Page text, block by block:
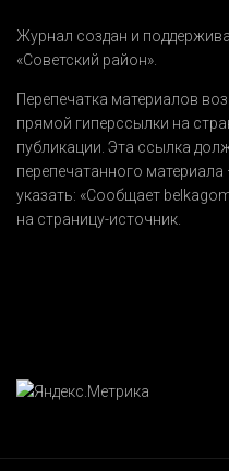
Журнал создан и
«Советский район».
Перепечатка материалов
прямой гиперссылки на
публикации. Эта ссылка
перепечатанного
указать: «Сообщает
на страницу-источник.